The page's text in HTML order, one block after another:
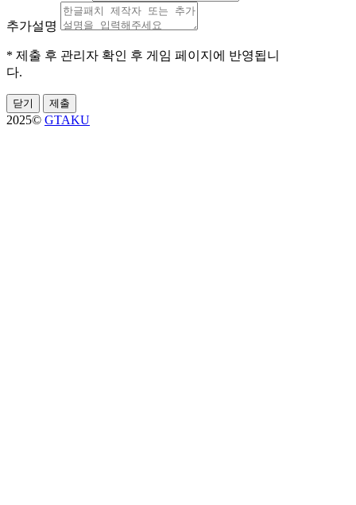
추가설명
* 제출 후 관리자 확인 후 게임 페이지에 반영됩니
다.
닫기 제출
2025© GTAKU